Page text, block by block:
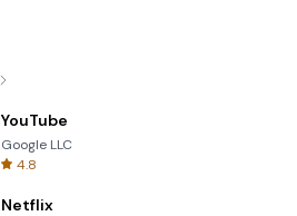
YouTube
Google LLC
4.8
Netflix